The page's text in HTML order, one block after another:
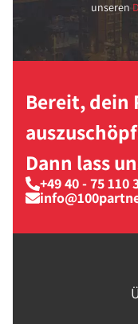
unseren
Bereit, dein
Dann lass
+49 40 - 75 110